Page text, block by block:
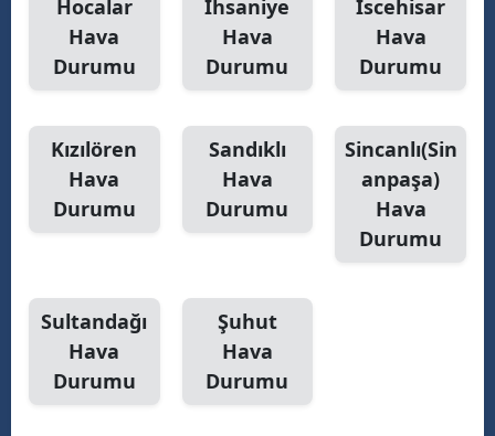
Samsun
Sinop
Sivas
Tekirdağ
Tokat
Hocalar
Hava
Durumu
İhsaniye
Hava
Durumu
İscehisar
Hava
Durumu
Kızılören
Hava
Durumu
Sandıklı
Hava
Durumu
Sincanlı(Sin
anpaşa)
Hava
Durumu
Sultandağı
Hava
Durumu
Şuhut
Hava
Durumu